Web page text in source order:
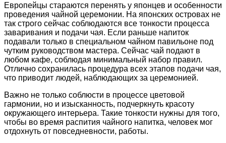
Европейцы стараются перенять у японцев и особенности
проведения чайной церемонии. На японских островах не
так строго сейчас соблюдаются все тонкости процесса
заваривания и подачи чая. Если раньше напиток
подавали только в специальном чайном павильоне под
чутким руководством мастера. Сейчас чай подают в
любом кафе, соблюдая минимальный набор правил.
Отлично сохранилась процедура всех этапов подачи чая,
что приводит людей, наблюдающих за церемонией.
Важно не только соблюсти в процессе цветовой
гармонии, но и изысканность, подчеркнуть красоту
окружающего интерьера. Такие тонкости нужны для того,
чтобы во время распития чайного напитка, человек мог
отдохнуть от повседневности, работы.